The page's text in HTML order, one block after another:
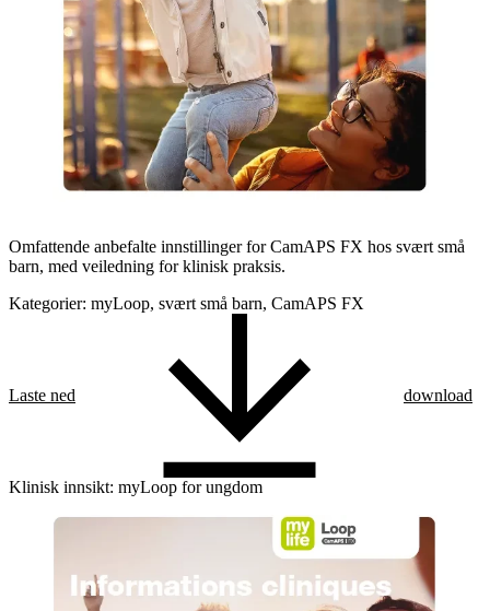
Omfattende anbefalte innstillinger for CamAPS FX hos svært små
barn, med veiledning for klinisk praksis.
Kategorier: myLoop, svært små barn, CamAPS FX
Laste ned download
Klinisk innsikt: myLoop for ungdom